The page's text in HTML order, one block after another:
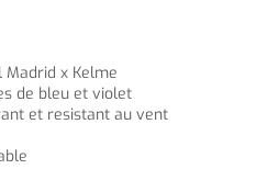
Madrid x Kelme
de bleu et violet
et resistant au vent